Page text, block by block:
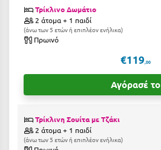
Θεσσαλονίκη
Ιθάκη
Ικαρία
Ίος
Τρίκλινο Δωμάτιο
2 άτομα + 1 παιδί
άνω των 5 ετών ή επιπλέον ενήλικα
Πρωινό
€119 ,00
Αγόρασέ το
Τρίκλινη Σουίτα με Τζάκι
2 άτομα + 1 παιδί
άνω των 5 ετών ή επιπλέον ενήλικα